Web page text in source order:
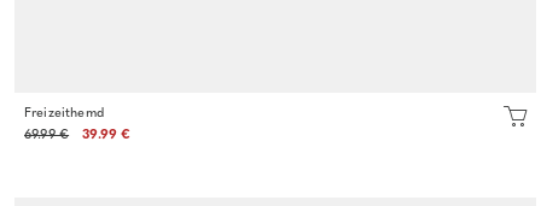
Freizeithemd
69.99 €
39.99 €